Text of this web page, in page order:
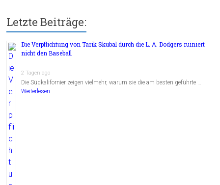
Letzte Beiträge:
Die Verpflichtung von Tarik Skubal durch die L. A. Dodgers ruiniert
nicht den Baseball
2 Tagen ago
Die Südkalifornier zeigen vielmehr, warum sie die am besten geführte …
Weiterlesen...